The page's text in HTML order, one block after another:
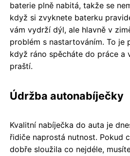
baterie plně nabitá, takže se
když si zvyknete baterku
vám vydrží dýl, ale hlavně v
problém s nastartováním. To je
když ráno spěcháte do práce a
praští.
Údržba autonabíječky
Kvalitní nabíječka do auta je
řidiče naprostá nutnost. Pokud
dobře sloužila co nejdéle,